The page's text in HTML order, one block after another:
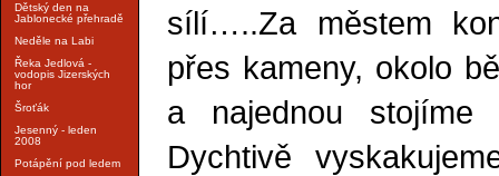
Dětský den na
Jablonecké přehradě
Neděle na Labi
Řeka Jedlová -
vodopis Jizerských
hor
Šroťák
Jesenný - leden
2008
Potápění pod ledem
sílí…..Za městem
přes kameny, okolo
a najednou stojíme
Dychtivě